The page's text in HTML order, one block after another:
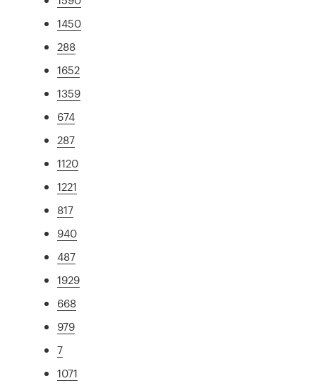
1450
288
1652
1359
674
287
1120
1221
817
940
487
1929
668
979
7
1071